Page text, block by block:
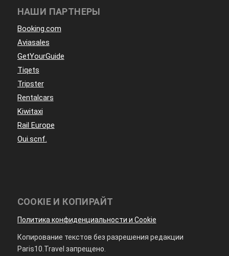
НАШИ ПАРТНЕРЫ
Booking.com
Aviasales
GetYourGuide
Tiqets
Tripster
Rentalcars
Kiwitaxi
Rail Europe
Oui.scnf.
COOKIE И КОПИРАЙТ
Политика конфиденциальности и Cookie
Копирование текстов без разрешения редакции
Paris10.Travel запрещено.